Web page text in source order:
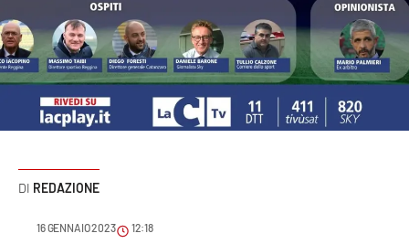
Sanità
Sport
Cultura
Podcast
Meteo
REDAZIONE
16 GENNAIO 2023 12:18